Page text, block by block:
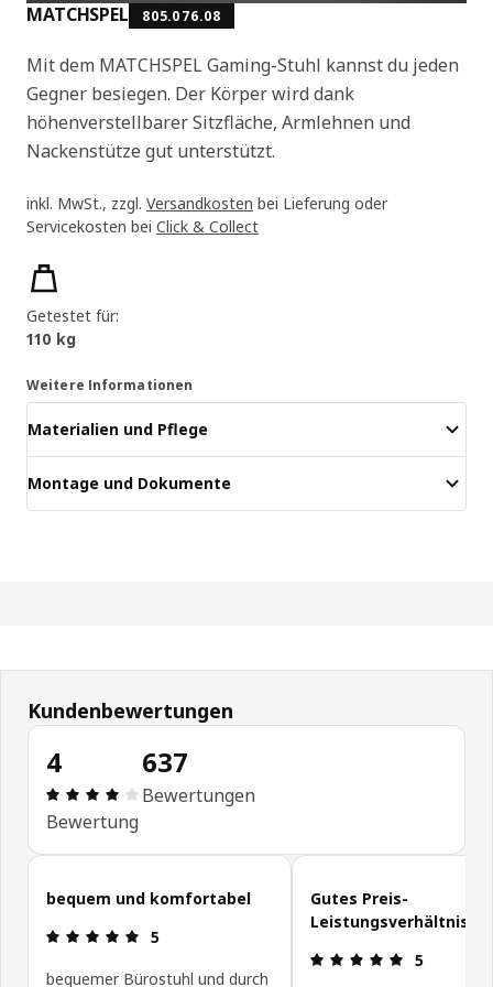
MATCHSPEL 805.076.08
Mit dem MATCHSPEL Gaming-Stuhl kannst du jeden
Gegner besiegen. Der Körper wird dank
höhenverstellbarer Sitzfläche, Armlehnen und
Nackenstütze gut unterstützt.
inkl. MwSt., zzgl. Versandkosten bei Lieferung oder
Servicekosten bei Click & Collect
Produktmerkmale
Getestet für:
110 kg
Weitere Informationen
Materialien und Pflege
Montage und Dokumente
Kundenbewertungen
4
Produktbewertung: 4 von 5 Sterne Alle
Bewertung
637
Bewertungen
Kundenbewertungen überspringen
bequem und komfortabel
Produktbewertung: 5 von 5 Sterne
5
bequemer Bürostuhl und durch
Gutes Preis-
Leistungsverhältnis
5